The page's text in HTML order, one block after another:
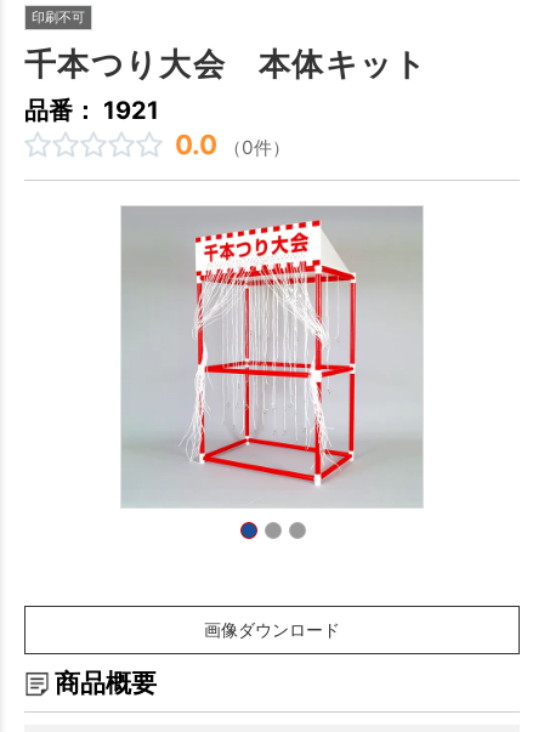
印刷不可
千本つり大会 本体キット
品番： 1921
0.0 （0件）
画像ダウンロード
商品概要